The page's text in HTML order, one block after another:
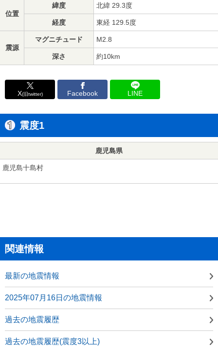
位置
緯度 北緯 29.3度
経度 東経 129.5度
震源
マグニチュード M2.8
深さ 約10km
X(旧twitter) Facebook LINE
震度1
鹿児島県
鹿児島十島村
関連情報
最新の地震情報
2025年07月16日の地震情報
過去の地震履歴
過去の地震履歴(震度3以上)